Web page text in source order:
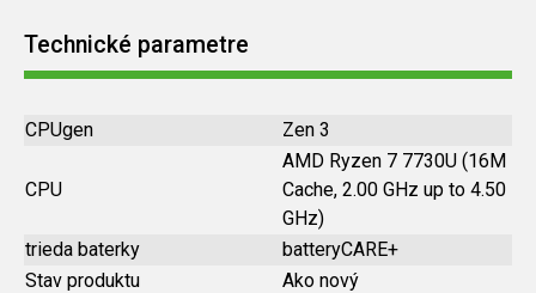
Technické parametre
CPUgen Zen 3
CPU
AMD Ryzen 7 7730U (16M
Cache, 2.00 GHz up to 4.50
GHz)
trieda baterky
batteryCARE+
Stav produktu
Ako nový